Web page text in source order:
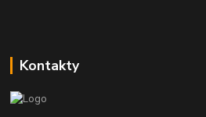
Kontakty